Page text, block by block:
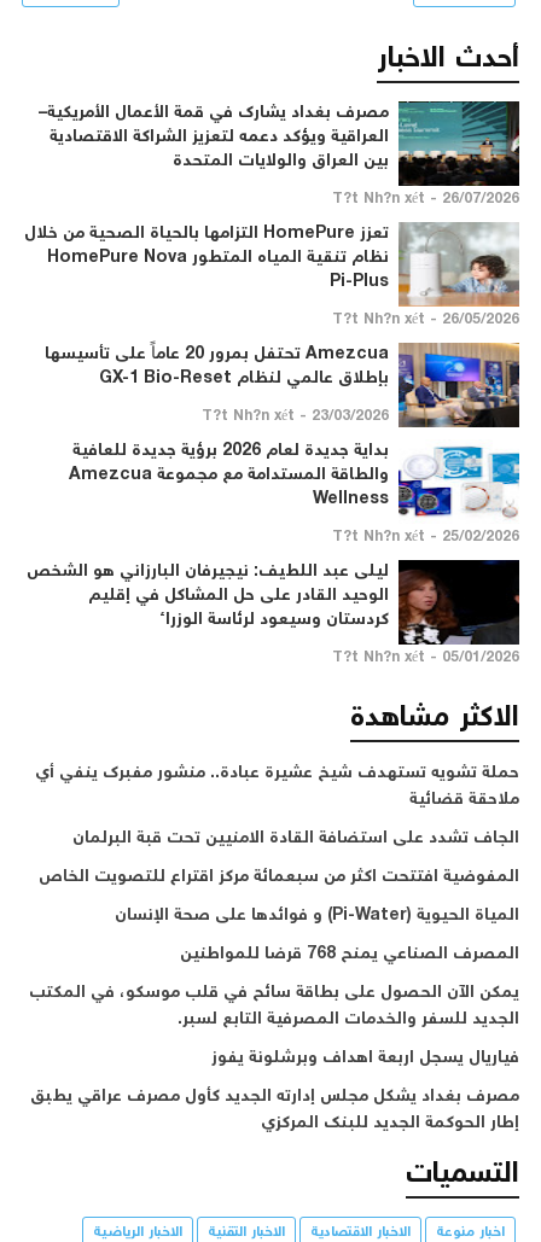
أحدث الاخبار
مصرف بغداد يشارك في قمة الأعمال الأمريكية–
العراقية ويؤكد دعمه لتعزيز الشراكة الاقتصادية
بين العراق والولايات المتحدة
26/07/2026 - T?t Nh?n xét
تعزز HomePure التزامها بالحياة الصحية من خلال
نظام تنقية المياه المتطور HomePure Nova
Pi-Plus
26/05/2026 - T?t Nh?n xét
Amezcua تحتفل بمرور 20 عاماً على تأسيسها
بإطلاق عالمي لنظام GX-1 Bio-Reset
23/03/2026 - T?t Nh?n xét
بداية جديدة لعام 2026 برؤية جديدة للعافية
والطاقة المستدامة مع مجموعة Amezcua
Wellness
25/02/2026 - T?t Nh?n xét
ليلى عبد اللطيف: نيجيرفان البارزاني هو الشخص
الوحيد القادر على حل المشاكل في إقليم
كردستان وسيعود لرئاسة الوزراء
05/01/2026 - T?t Nh?n xét
الاكثر مشاهدة
حملة تشويه تستهدف شيخ عشيرة عبادة.. منشور مفبرك ينفي أي
ملاحقة قضائية
الجاف تشدد على استضافة القادة الامنيين تحت قبة البرلمان
المفوضية افتتحت اكثر من سبعمائة مركز اقتراع للتصويت الخاص
المياة الحيوية (Pi-Water) و فوائدها على صحة الإنسان
المصرف الصناعي يمنح 768 قرضا للمواطنين
يمكن الآن الحصول على بطاقة سائح في قلب موسكو، في المكتب
الجديد للسفر والخدمات المصرفية التابع لسبر.
فياريال يسجل اربعة اهداف وبرشلونة يفوز
مصرف بغداد يشكل مجلس إدارته الجديد كأول مصرف عراقي يطبق
إطار الحوكمة الجديد للبنك المركزي
التسميات
اخبار منوعة الاخبار الاقتصادية الاخبار التقنية الاخبار الرياضية